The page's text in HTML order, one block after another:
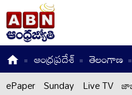
ఆంధ్రప్రదేశ్ తెలంగాణ
ePaper Sunday Live TV